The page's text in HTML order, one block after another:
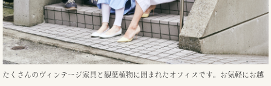
たくさんのヴィンテージ家具と観葉植物に囲まれたオフィスです。お気軽にお越